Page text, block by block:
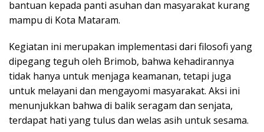
bantuan kepada panti asuhan dan masyarakat kurang
mampu di Kota Mataram.
Kegiatan ini merupakan implementasi dari filosofi yang
dipegang teguh oleh Brimob, bahwa kehadirannya
tidak hanya untuk menjaga keamanan, tetapi juga
untuk melayani dan mengayomi masyarakat. Aksi ini
menunjukkan bahwa di balik seragam dan senjata,
terdapat hati yang tulus dan welas asih untuk sesama.